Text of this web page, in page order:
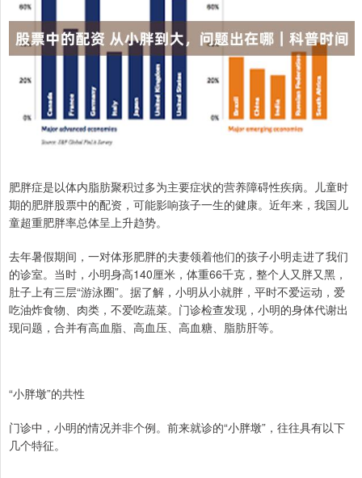
肥胖症是以体内脂肪聚积过多为主要症状的营养障碍性疾病。儿童时
期的肥胖股票中的配资，可能影响孩子一生的健康。近年来，我国儿
童超重肥胖率总体呈上升趋势。
去年暑假期间，一对体形肥胖的夫妻领着他们的孩子小明走进了我们
的诊室。当时，小明身高140厘米，体重66千克，整个人又胖又黑，
肚子上有三层“游泳圈”。据了解，小明从小就胖，平时不爱运动，爱
吃油炸食物、肉类，不爱吃蔬菜。门诊检查发现，小明的身体代谢出
现问题，合并有高血脂、高血压、高血糖、脂肪肝等。
“小胖墩”的共性
门诊中，小明的情况并非个例。前来就诊的“小胖墩”，往往具有以下
几个特征。